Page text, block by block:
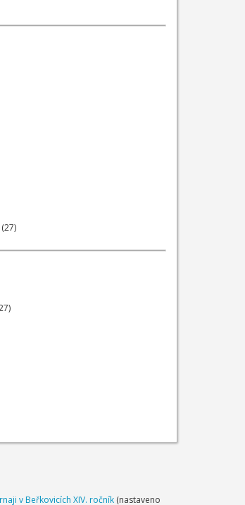
(27)
v Beřkovicích XIV. ročník(nastaveno